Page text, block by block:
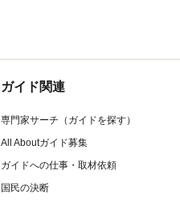
ガイド関連
専門家サーチ（ガイドを探す）
All Aboutガイド募集
ガイドへの仕事・取材依頼
国民の決断